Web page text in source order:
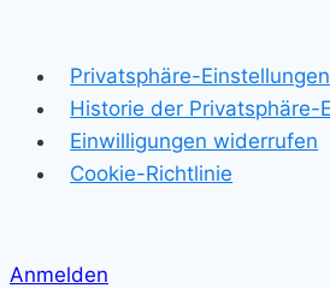
Privatsphäre-
Historie der Privatsphäre-
Einwilligungen widerrufen
Cookie-Richtlinie
Anmelden